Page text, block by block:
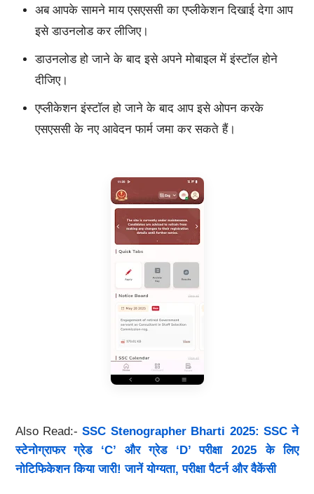
अब आपके सामने माय एसएससी का एप्लीकेशन दिखाई देगा आप
इसे डाउनलोड कर लीजिए।
डाउनलोड हो जाने के बाद इसे अपने मोबाइल में इंस्टॉल होने
दीजिए।
एप्लीकेशन इंस्टॉल हो जाने के बाद आप इसे ओपन करके
एसएससी के नए आवेदन फार्म जमा कर सकते हैं।
Also Read:-SSC Stenographer Bharti 2025: SSC ने
स्टेनोग्राफर ग्रेड ‘C’ और ग्रेड ‘D’ परीक्षा 2025 के लिए
नोटिफिकेशन किया जारी! जानें योग्यता, परीक्षा पैटर्न और वैकेंसी